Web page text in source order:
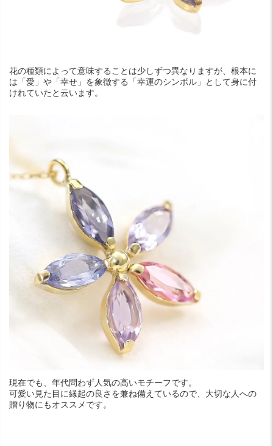
花の種類によって意味することは少しずつ異なりますが、根本に
は「愛」や「幸せ」を象徴する「幸運のシンボル」として身に付
けれていたと云います。
現在でも、年代問わず人気の高いモチーフです。
可愛い見た目に縁起の良さを兼ね備えているので、大切な人への
贈り物にもオススメです。